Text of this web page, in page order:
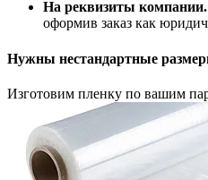
На реквизиты компании.
оформив заказ как
Нужны нестандартные
Изготовим пленку по вашим